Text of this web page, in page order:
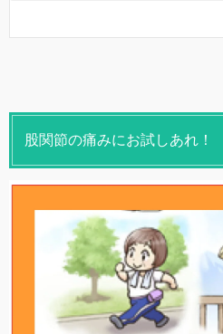
股関節の痛みにお試しあれ！